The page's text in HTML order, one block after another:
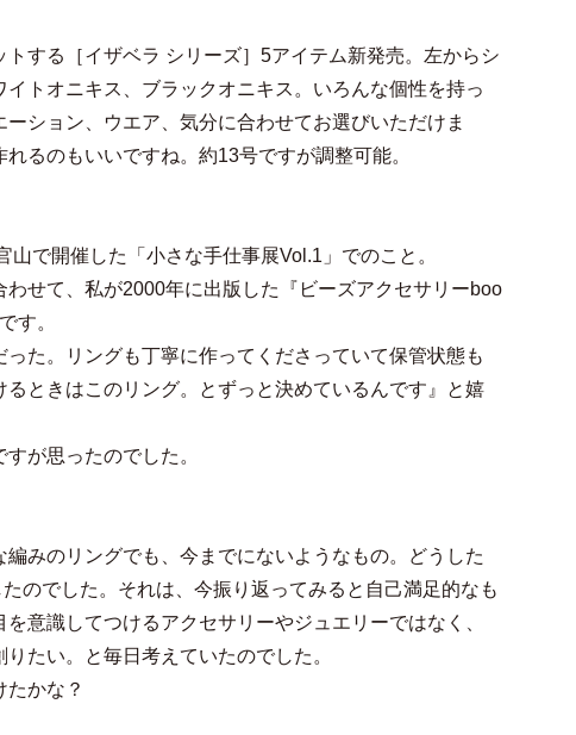
する［イザベラ シリーズ］5アイテム新発売。左からシ
トオニキス、ブラックオニキス。いろんな個性を持っ
ション、ウエア、気分に合わせてお選びいただけま
るのもいいですね。約13号ですが調整可能。
で開催した「小さな手仕事展Vol.1」でのこと。
せて、私が2000年に出版した『ビーズアクセサリーboo
す。
た。リングも丁寧に作ってくださっていて保管状態も
ときはこのリング。とずっと決めているんです』と嬉
が思ったのでした。
みのリングでも、今までにないようなもの。どうした
のでした。それは、今振り返ってみると自己満足的なも
意識してつけるアクセサリーやジュエリーではなく、
たい。と毎日考えていたのでした。
かな？